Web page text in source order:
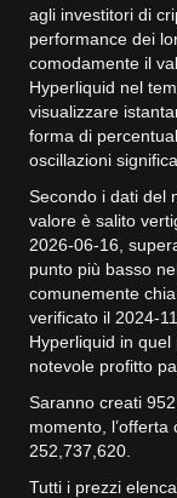
agli investitori di
performance dei
comodamente il
Hyperliquid nel
visualizzare
forma di
oscillazioni
Secondo i dati del
valore è salito
2026-06-16,
punto più basso
comunemente
verificato il 2024-
Hyperliquid in
notevole profitto
Saranno creati
momento,
252,737,620.
Tutti i prezzi